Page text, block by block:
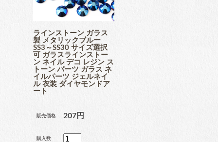
アクリルラインストーン
パールラインストーン
ラインストーン ガラス
製 メタリックブルー
SS3～SS30 サイズ選択
可 ガラスラインストー
ン ネイル デコ レジン ス
トーン パーツ ガラス ネ
イルパーツ ジェルネイ
ル 衣装 ダイヤモンドア
ート
販売価格 207円
購入数